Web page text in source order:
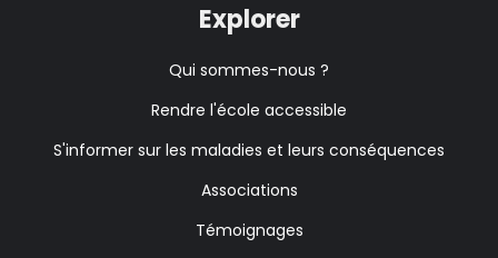
Explorer
Qui sommes-nous ?
Rendre l'école accessible
S'informer sur les maladies et leurs conséquences
Associations
Témoignages